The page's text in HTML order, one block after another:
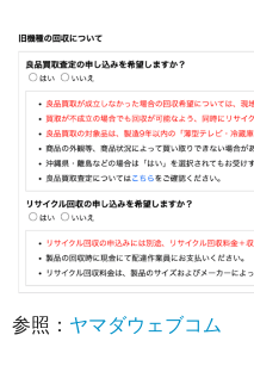
参照： ヤマダウェブコム